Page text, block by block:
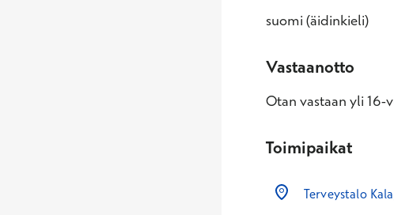
suomi (äidinkieli)
Vastaanotto
Otan vastaan yli 16-
Toimipaikat
Terveystalo